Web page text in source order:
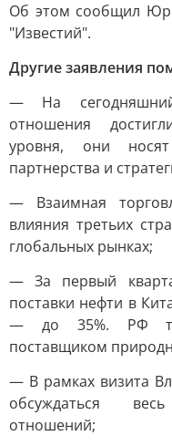
Об этом сообщил
"Известий".
Другие заявления
— На сегодняшний
отношения
уровня, они
партнерства и
— Взаимная
влияния третьих
глобальных рынках;
— За первый
поставки нефти в
— до 35%. РФ
поставщиком
— В рамках визита
обсуждаться
отношений;